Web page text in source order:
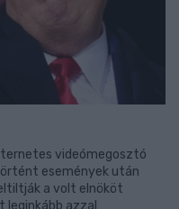
videómegosztó
események után
a volt elnököt